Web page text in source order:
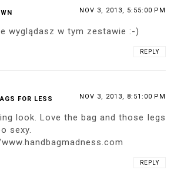
NOV 3, 2013, 5:55:00 PM
wyglądasz w tym zestawie :-)
REPLY
FOR LESS NOV 3, 2013, 8:51:00 PM
look. Love the bag and those legs
sexy.
REPLY